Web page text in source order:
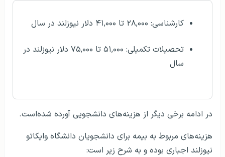
کارشناسی: ۲۸,۰۰۰ تا ۴۱,۰۰۰ دلار نیوزلند در سال
تحصیلات تکمیلی: ۵۱,۰۰۰ تا ۷۵,۰۰۰ دلار نیوزلند در
سال
در ادامه برخی دیگر از هزینه‌های دانشجویی آورده شده‌است.
هزینه‌های مربوط به بیمه برای دانشجویان دانشگاه وایکاتو
نیوزلند اجباری بوده و به شرح زیر است: